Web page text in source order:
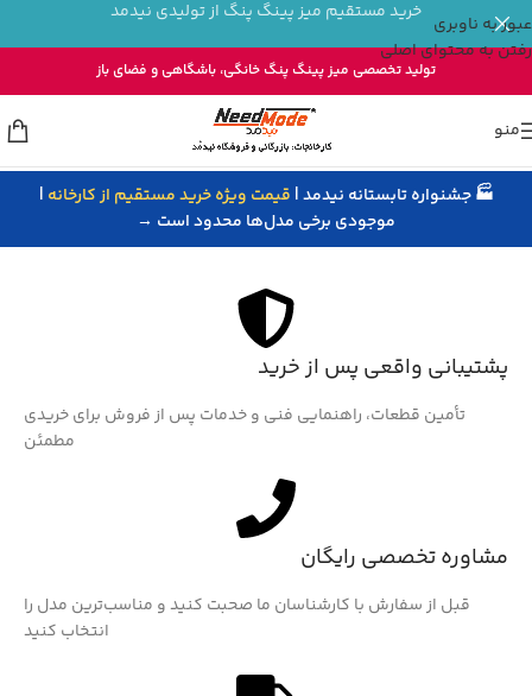
عبور به ناوبری
رفتن به محتوای اصلی
خرید مستقیم میز پینگ پنگ از تولیدی نیدمد
تولید تخصصی میز پینگ پنگ خانگی، باشگاهی و فضای باز
منو
🏭 جشنواره تابستانه نیدمد | قیمت ویژه خرید مستقیم از کارخانه |
موجودی برخی مدل‌ها محدود است →فضای باز و تفریحی/بازی و سرگرمی/ آموزش ورزش
پشتیبانی واقعی پس از خرید
تأمین قطعات، راهنمایی فنی و خدمات پس از فروش برای خریدی
مطمئن
مشاوره تخصصی رایگان
قبل از سفارش با کارشناسان ما صحبت کنید و مناسب‌ترین مدل را
انتخاب کنید